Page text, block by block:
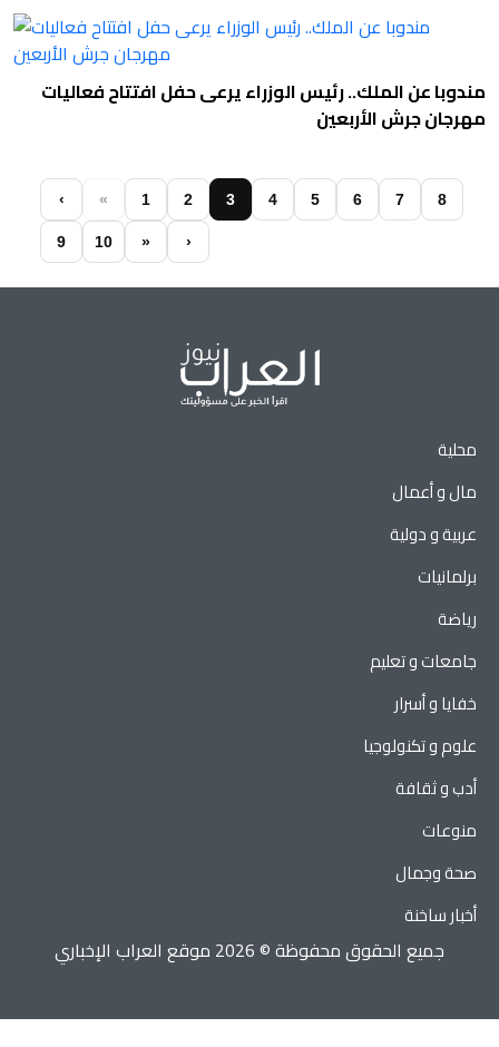
مندوبا عن الملك.. رئيس الوزراء يرعى حفل افتتاح فعاليات
مهرجان جرش الأربعين
‹ « 1 2 3 4 5 6 7 8
9 10 » ›
محلية
مال و أعمال
عربية و دولية
برلمانيات
رياضة
جامعات و تعليم
خفايا و أسرار
علوم و تكنولوجيا
أدب و ثقافة
منوعات
صحة وجمال
أخبار ساخنة
جميع الحقوق محفوظة © 2026 موقع العراب الإخباري